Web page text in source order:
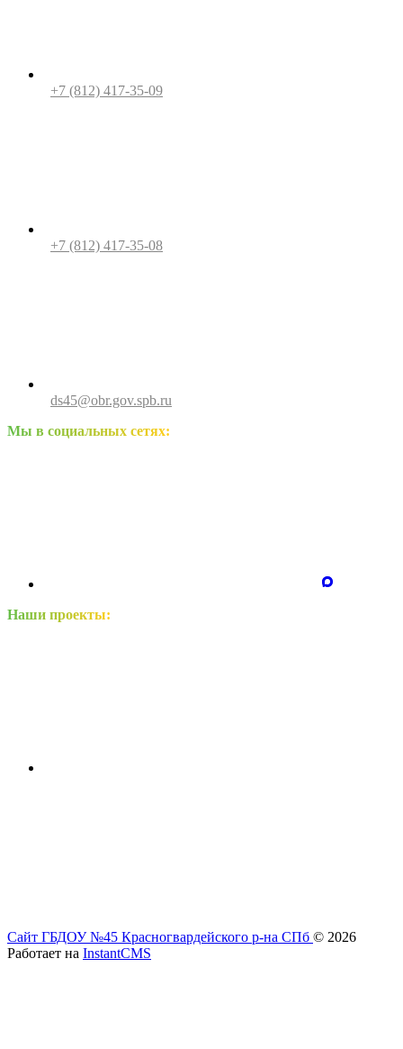
+7 (812) 417-35-09
+7 (812) 417-35-08
ds45@obr.gov.spb.ru
Мы в социальных сетях:
Наши проекты:
Сайт ГБДОУ №45 Красногвардейского р-на СПб © 2026
Работает на InstantCMS